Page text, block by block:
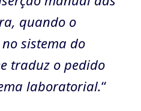
quando o
sistema do
traduz o pedido
laboratorial.“